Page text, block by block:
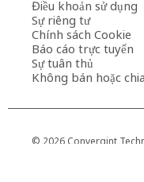
Điều khoản sử dụng
Sự riêng tư
Chính sách Cookie
Báo cáo trực tuyến
Sự tuân thủ
Không bán hoặc
© 2026 Convergint